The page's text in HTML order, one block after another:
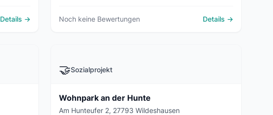
Details → Noch keine Bewertungen Details →
🤝Sozialprojekt
Wohnpark an der Hunte
Am Hunteufer 2, 27793 Wildeshausen